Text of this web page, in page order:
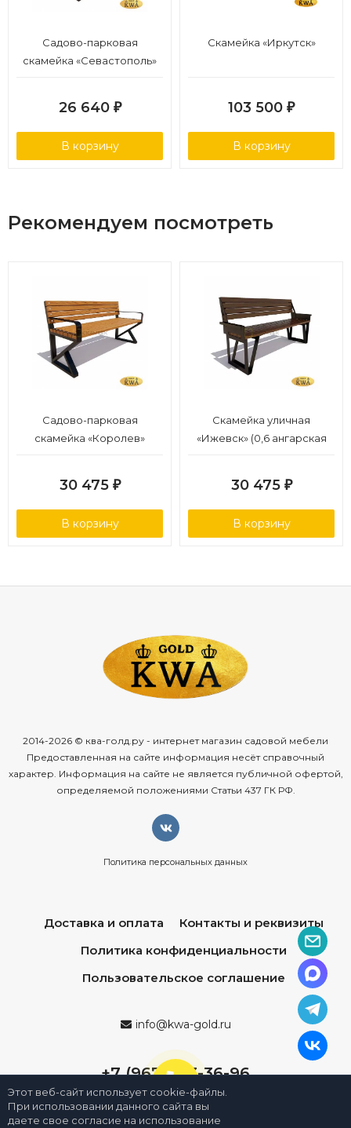
Садово-парковая
скамейка «Севастополь»
26 640 ₽
В корзину
Скамейка «Иркутск»
103 500 ₽
В корзину
Рекомендуем посмотреть
Садово-парковая
скамейка «Королев»
30 475 ₽
В корзину
Скамейка уличная
«Ижевск» (0,6 ангарская
30 475 ₽
В корзину
2014-2026 © ква-голд.ру - интернет магазин садовой мебели
Предоставленная на сайте информация несёт справочный
характер. Информация на сайте не является публичной офертой,
определяемой положениями Статьи 437 ГК РФ.
Политика персональных данных
Доставка и оплата
Контакты и реквизиты
Политика конфиденциальности
Пользовательское соглашение
info@kwa-gold.ru
+7 (967) 013-36-96
Этот веб-сайт использует cookie-файлы.
При использовании данного сайта вы
даете свое согласие на использование